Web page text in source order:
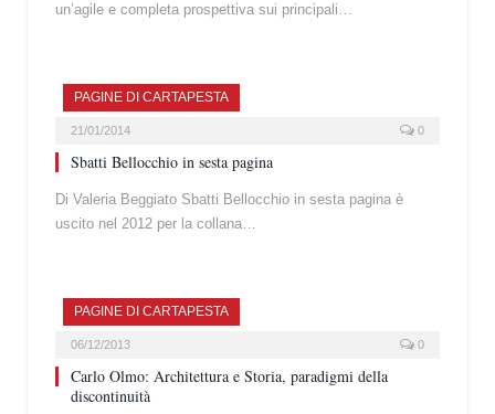
un’agile e completa prospettiva sui principali…
PAGINE DI CARTAPESTA
21/01/2014 0
Sbatti Bellocchio in sesta pagina
Di Valeria Beggiato Sbatti Bellocchio in sesta pagina è
uscito nel 2012 per la collana…
PAGINE DI CARTAPESTA
06/12/2013 0
Carlo Olmo: Architettura e Storia, paradigmi della
discontinuità